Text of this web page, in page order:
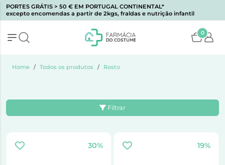
PORTES GRÁTIS > 50 € EM PORTUGAL CONTINENTAL*
excepto encomendas a partir de 2kgs, fraldas e nutrição infantil
0
Home Todos os produtos Rosto
Filtrar
30% 19%